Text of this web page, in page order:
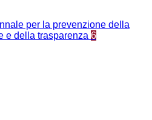
per la prevenzione della
e della trasparenza 6